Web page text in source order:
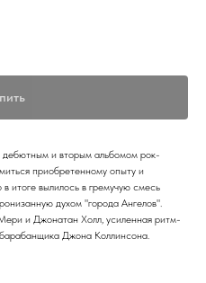
и вторым альбомом рок-
приобретенному опыту и
итоге вылилось в гремучую смесь
духом "города Ангелов".
и Джонатан Холл, усиленная ритм-
Джона Коллинсона.